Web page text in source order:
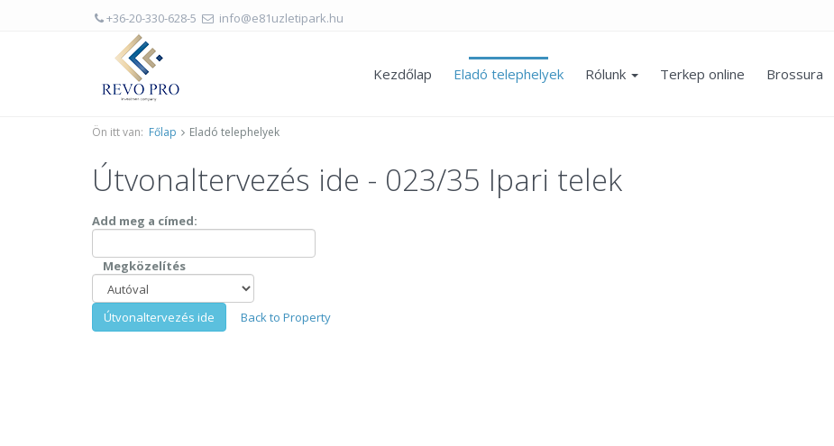
+36-20-330-628-5 info@e81uzletipark.hu
Kezdőlap Eladó telephelyek Rólunk Terkep online Brossura
Ön itt van: Főlap Eladó telephelyek
Útvonaltervezés ide - 023/35 Ipari telek
Add meg a címed:
Megközelítés
Back to Property